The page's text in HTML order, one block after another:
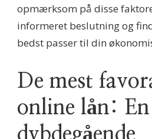
opmærksom på disse
informeret beslutning og
bedst passer til din
De mest
online lån: En
dybdegående